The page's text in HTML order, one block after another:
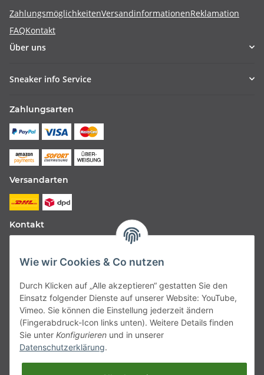
ZahlungsmöglichkeitenVersandinformationenReklamation
FAQKontakt
Über uns
Sneaker info Service
Zahlungsarten
Versandarten
Kontakt
Langstr. 51-53
63450 Hanau
Deutschland
Telefon:06181257350
E-Mail: shop@fabfive24.com
Wie wir Cookies & Co nutzen
Durch Klicken auf „Alle akzeptieren“ gestatten Sie den
Einsatz folgender Dienste auf unserer Website: YouTube,
Vimeo. Sie können die Einstellung jederzeit ändern
(Fingerabdruck-Icon links unten). Weitere Details finden
Sie unter Konfigurieren und in unserer
Datenschutzerklärung.